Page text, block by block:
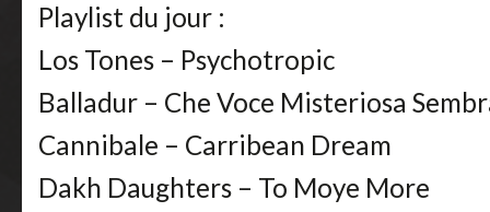
Playlist du jour :
Los Tones – Psychotropic
Balladur – Che Voce Misteriosa
Cannibale – Carribean Dream
Dakh Daughters – To Moye More